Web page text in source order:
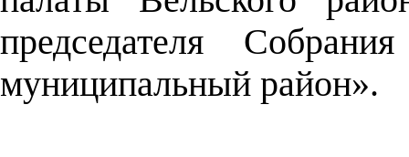
председателя
муниципальный район».